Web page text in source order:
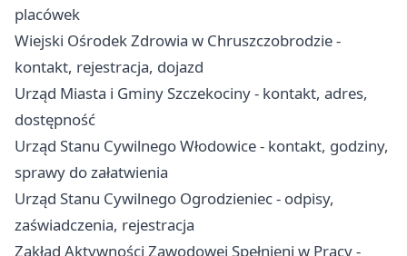
placówek
Wiejski Ośrodek Zdrowia w Chruszczobrodzie -
kontakt, rejestracja, dojazd
Urząd Miasta i Gminy Szczekociny - kontakt, adres,
dostępność
Urząd Stanu Cywilnego Włodowice - kontakt, godziny,
sprawy do załatwienia
Urząd Stanu Cywilnego Ogrodzieniec - odpisy,
zaświadczenia, rejestracja
Zakład Aktywności Zawodowej Spełnieni w Pracy -